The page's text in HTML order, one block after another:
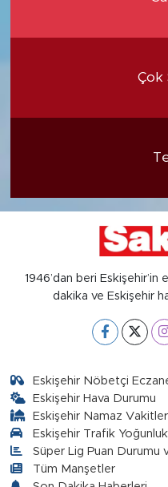
Çok
1946’dan beri
dakika ve Eskişehir
Eskişehir Nöbetçi
Eskişehir Hava Durumu
Eskişehir Namaz
Eskişehir Trafik Yoğunluk
Süper Lig Puan Durumu
Tüm Manşetler